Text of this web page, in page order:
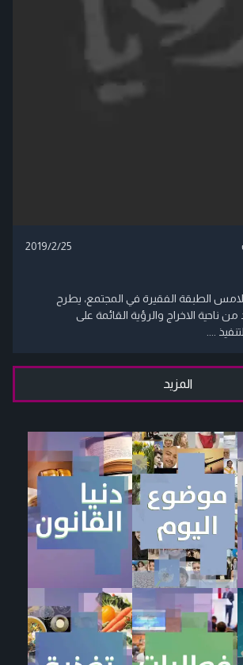
2019/2/25
الطبقة الفقيرة في المجتمع، يطرح
ناحية الاخراج والرؤية القائمة على
....
المزيد